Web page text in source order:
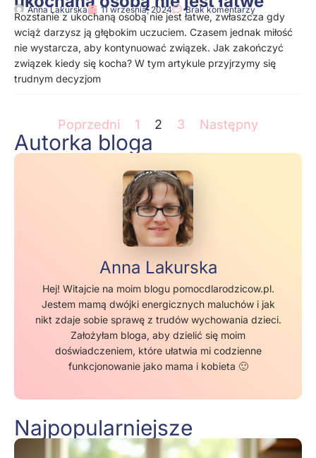
Anna Lakurska 11 września, 2024 Brak komentarzy
Rozstanie z ukochaną osobą nie jest łatwe, zwłaszcza gdy
wciąż darzysz ją głębokim uczuciem. Czasem jednak miłość
nie wystarcza, aby kontynuować związek. Jak zakończyć
związek kiedy się kocha? W tym artykule przyjrzymy się
trudnym decyzjom
Poprzedni 1 2 3 Następny
Autorka bloga
Anna Lakurska
Hej! Witajcie na moim blogu pomocdlarodzicow.pl.
Jestem mamą dwójki energicznych maluchów i jak
nikt zdaje sobie sprawę z trudów wychowania dzieci.
Założyłam bloga, aby dzielić się moim
doświadczeniem, które ułatwia mi codzienne
funkcjonowanie jako mama i kobieta 🙂
Najpopularniejsze